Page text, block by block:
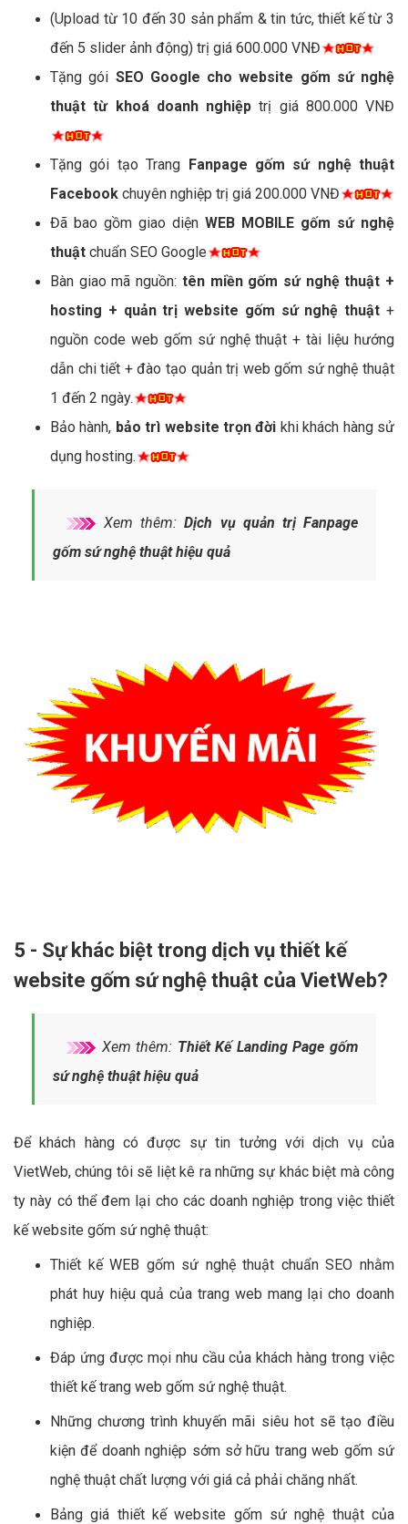
(Upload từ 10 đến 30 sản phẩm & tin tức, thiết kế từ 3
đến 5 slider ảnh động) trị giá 600.000 VNĐ
Tặng gói SEO Google cho website gốm sứ nghệ
thuật từ khoá doanh nghiệp trị giá 800.000 VNĐ
Tặng gói tạo Trang Fanpage gốm sứ nghệ thuật
Facebook chuyên nghiệp trị giá 200.000 VNĐ
Đã bao gồm giao diện WEB MOBILE gốm sứ nghệ
thuật chuẩn SEO Google
Bàn giao mã nguồn: tên miền gốm sứ nghệ thuật +
hosting + quản trị website gốm sứ nghệ thuật +
nguồn code web gốm sứ nghệ thuật + tài liệu hướng
dẫn chi tiết + đào tạo quản trị web gốm sứ nghệ thuật
1 đến 2 ngày.
Bảo hành, bảo trì website trọn đời khi khách hàng sử
dụng hosting.
Xem thêm:Dịch vụ quản trị Fanpage
gốm sứ nghệ thuật hiệu quả
5 - Sự khác biệt trong dịch vụ thiết kế
website gốm sứ nghệ thuật của VietWeb?
Xem thêm: Thiết Kế Landing Page gốm
sứ nghệ thuật hiệu quả
Để khách hàng có được sự tin tưởng với dịch vụ của
VietWeb, chúng tôi sẽ liệt kê ra những sự khác biệt mà công
ty này có thể đem lại cho các doanh nghiệp trong việc thiết
kế website gốm sứ nghệ thuật:
Thiết kế WEB gốm sứ nghệ thuật chuẩn SEO nhằm
phát huy hiệu quả của trang web mang lại cho doanh
nghiệp.
Đáp ứng được mọi nhu cầu của khách hàng trong việc
thiết kế trang web gốm sứ nghệ thuật.
Những chương trình khuyến mãi siêu hot sẽ tạo điều
kiện để doanh nghiệp sớm sở hữu trang web gốm sứ
nghệ thuật chất lượng với giá cả phải chăng nhất.
Bảng giá thiết kế website gốm sứ nghệ thuật của